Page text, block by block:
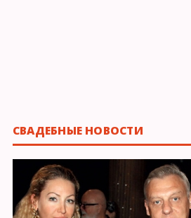
СВАДЕБНЫЕ НОВОСТИ